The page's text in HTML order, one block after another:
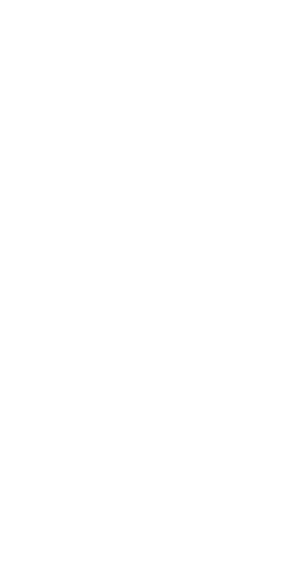
a Federos:
por IA e
Presidente Sênior e Gerente
distante, as redes de comunicação
a combinação de “melhores
eram caras para operar, demoravam
introduziram uma nova geração de
nuvem, desagregadas e com grande